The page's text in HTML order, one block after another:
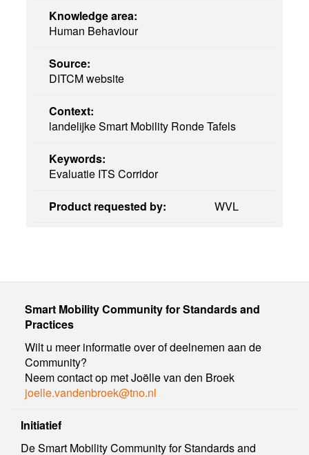
Knowledge area:
Human Behaviour
Source:
DITCM website
Context:
landelijke Smart Mobility Ronde Tafels
Keywords:
Evaluatie ITS Corridor
Product requested by: WVL
Smart Mobility Community for Standards and
Practices
Wilt u meer informatie over of deelnemen aan de
Community?
Neem contact op met Joëlle van den Broek
joelle.vandenbroek@tno.nl
Initiatief
De Smart Mobility Community for Standards and